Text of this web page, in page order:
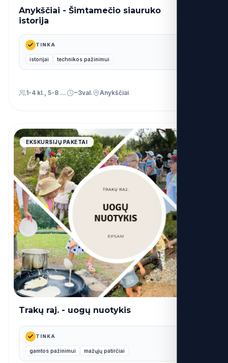
Anykščiai - Šimtamečio siauruko
istorija
TINKA
istorijai technikos pažinimui
1-4 kl., 5-8 kl., 9-12 kl., Priešmokyklinis (PU) ~3val. Anykščiai
EKSKURSIJŲ PAKETAI
Trakų raj. - uogų nuotykis
TINKA
gamtos pažinimui mažųjų patirčiai